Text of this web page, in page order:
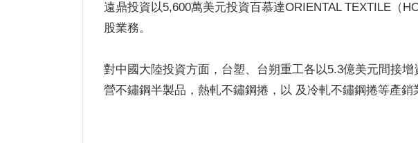
遠鼎投資以5,600萬美元投資百慕達ORIENTAL TEXTILE（
股業務。
對中國大陸投資方面，台塑、台朔重工各以5.3億美元間接
營不鏽鋼半製品，熱軋不鏽鋼捲，以 及冷軋不鏽鋼捲等產銷